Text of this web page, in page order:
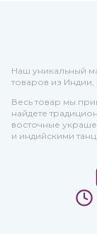
Наш уникальный
товаров из Индии,
Весь товар мы
найдете
восточные
и индийскими